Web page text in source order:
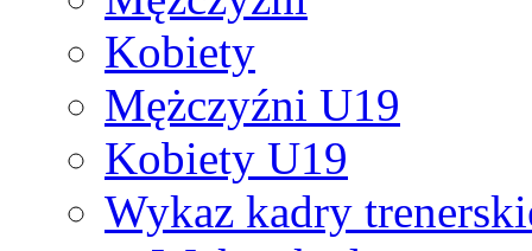
Kobiety
Mężczyźni U19
Kobiety U19
Wykaz kadry